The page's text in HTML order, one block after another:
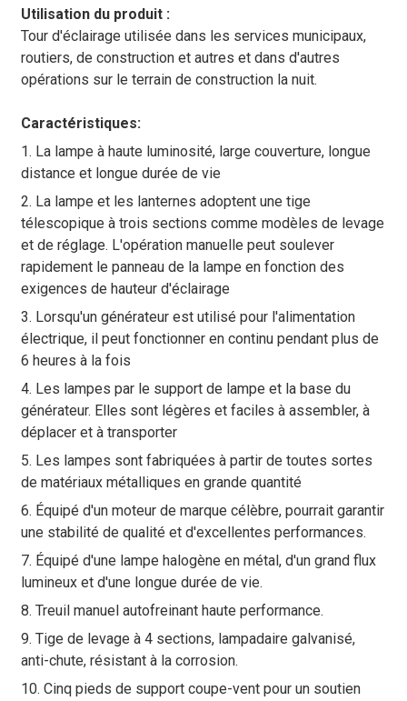
Utilisation du produit :
Tour d'éclairage utilisée dans les services municipaux,
routiers, de construction et autres et dans d'autres
opérations sur le terrain de construction la nuit.
Caractéristiques:
1. La lampe à haute luminosité, large couverture, longue
distance et longue durée de vie
2. La lampe et les lanternes adoptent une tige
télescopique à trois sections comme modèles de levage
et de réglage. L'opération manuelle peut soulever
rapidement le panneau de la lampe en fonction des
exigences de hauteur d'éclairage
3. Lorsqu'un générateur est utilisé pour l'alimentation
électrique, il peut fonctionner en continu pendant plus de
6 heures à la fois
4. Les lampes par le support de lampe et la base du
générateur. Elles sont légères et faciles à assembler, à
déplacer et à transporter
5. Les lampes sont fabriquées à partir de toutes sortes
de matériaux métalliques en grande quantité
6. Équipé d'un moteur de marque célèbre, pourrait garantir
une stabilité de qualité et d'excellentes performances.
7. Équipé d'une lampe halogène en métal, d'un grand flux
lumineux et d'une longue durée de vie.
8. Treuil manuel autofreinant haute performance.
9. Tige de levage à 4 sections, lampadaire galvanisé,
anti-chute, résistant à la corrosion.
10. Cinq pieds de support coupe-vent pour un soutien